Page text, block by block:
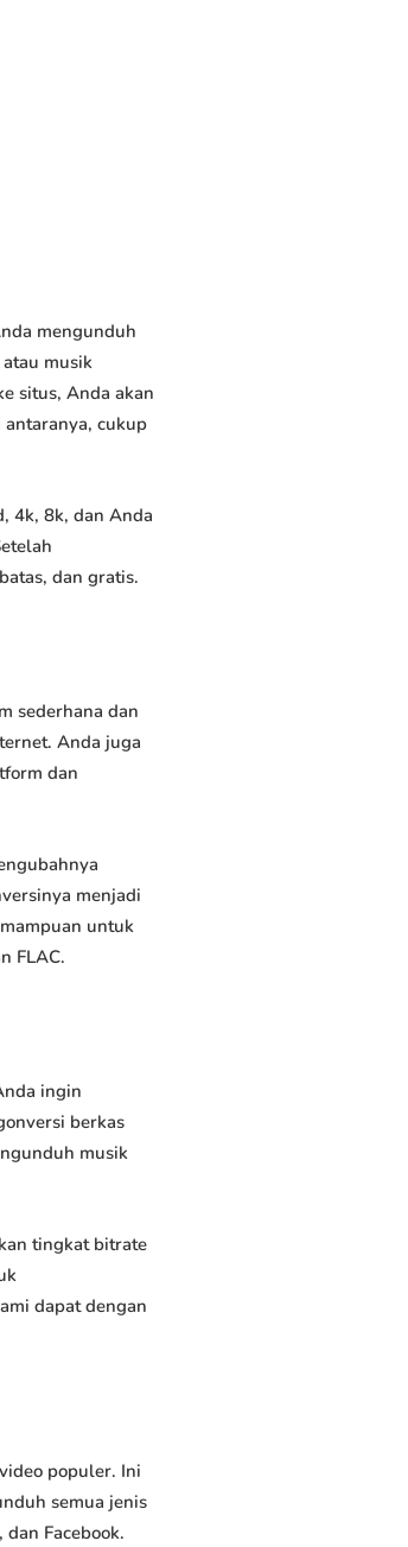
mengunduh
musik
situs, Anda akan
cukup
4k, 8k, dan Anda
dan gratis.
sederhana dan
Anda juga
dan
menjadi
untuk
FLAC.
ingin
berkas
musik
tingkat bitrate
dapat dengan
populer. Ini
semua jenis
Facebook.